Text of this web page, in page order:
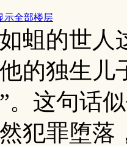
示全部楼层
蛆的世人
的独生儿
。这句话
犯罪堕落